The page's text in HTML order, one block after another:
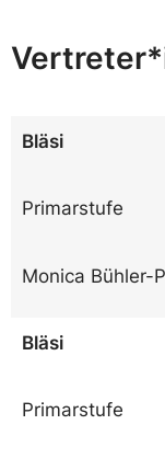
Bläsi
Primarstufe
Monica Bühler-
Bläsi
Primarstufe